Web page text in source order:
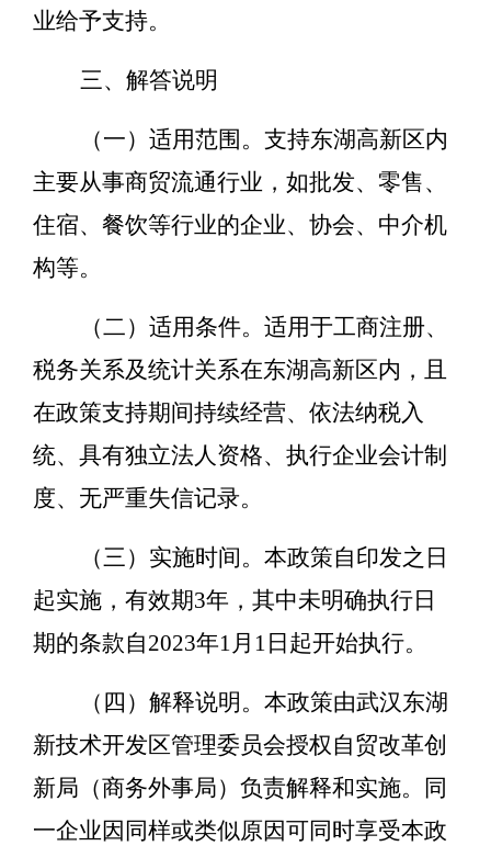
业给予支持。
三、解答说明
（一）适用范围。支持东湖高新区内
主要从事商贸流通行业，如批发、零售、
住宿、餐饮等行业的企业、协会、中介机
构等。
（二）适用条件。 适用于工商注册、
税务关系及统计关系在东湖高新区内， 且
在政策支持期间持续经营、依法纳税入
统、具有独立法人资格、执行企业会计制
度、无严重失信记录。
（三）实施时间。 本政策自印发之日
起实施，有效期3年，其中未明确执行日
期的条款自2023年1月 1 日起开始执行。
（四）解释说明。 本政策由武汉东湖
新技术开发区管理委员会授权自贸改革创
新局（商务外事局）负责解释和实施。同
一企业因同样或类似原因可同时享受本政